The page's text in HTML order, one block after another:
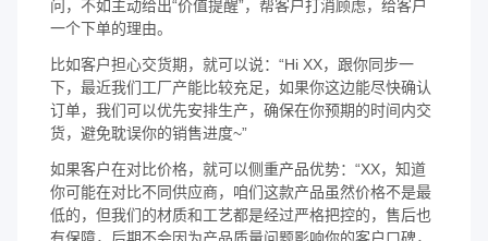
问，不如主动给出“价值提醒”，帮客户打消顾虑，给客户
一个下单的理由。
比如客户担心交货期，就可以说：“Hi XX，跟你同步一
下，最近我们工厂产能比较充足，如果你这边能尽快确认
订单，我们可以优先安排生产，确保在你预期的时间内交
货，避免耽误你的销售进度~”
如果客户在对比价格，就可以侧重产品优势：“XX，知道
你可能在对比不同供应商，咱们这款产品虽然价格不是最
低的，但我们的材质和工艺都是经过严格把控的，售后也
有保障，后期不会因为产品质量问题影响你的客户口碑，